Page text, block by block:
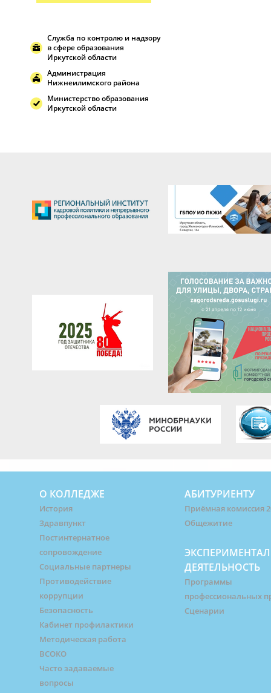
Служба по контролю и надзору
в сфере образования
Иркутской области
Администрация
Нижнеилимского района
Министерство образования
Иркутской области
О КОЛЛЕДЖЕ
История
Здравпункт
Постинтернатное
сопровождение
Социальные партнеры
Противодействие
коррупции
Безопасность
Кабинет профилактики
Методическая работа
ВСОКО
Часто задаваемые
вопросы
АБИТУРИЕНТУ
Приёмная комиссия
Общежитие
ДЕЯТЕЛЬНОСТЬ
Программы
профессиональных
Сценарии